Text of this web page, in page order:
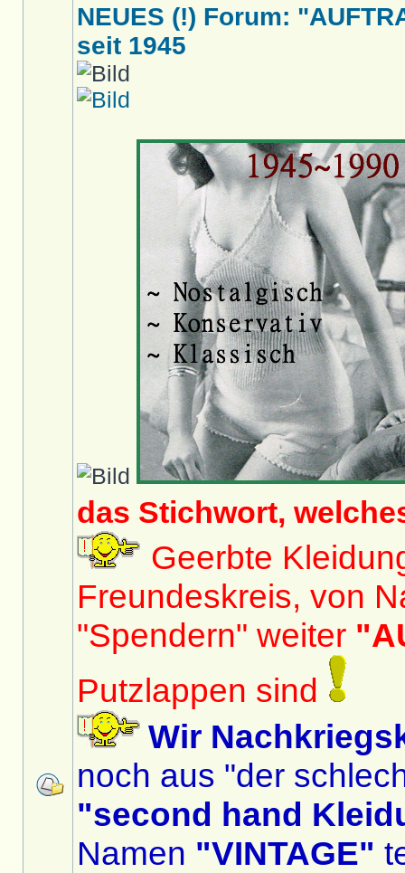
NEUES (!) Forum:
seit 1945
das Stichwort,
Geerbte
Freundeskreis, von
"Spendern" weiter
Putzlappen sind
Wir
noch aus "der
"second hand
Namen "VINTAGE"